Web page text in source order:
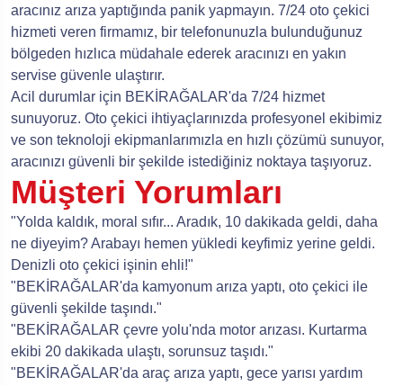
aracınız arıza yaptığında panik yapmayın. 7/24 oto çekici
hizmeti veren firmamız, bir telefonunuzla bulunduğunuz
bölgeden hızlıca müdahale ederek aracınızı en yakın
servise güvenle ulaştırır.
Acil durumlar için BEKİRAĞALAR'da 7/24 hizmet
sunuyoruz. Oto çekici ihtiyaçlarınızda profesyonel ekibimiz
ve son teknoloji ekipmanlarımızla en hızlı çözümü sunuyor,
aracınızı güvenli bir şekilde istediğiniz noktaya taşıyoruz.
Müşteri Yorumları
"Yolda kaldık, moral sıfır... Aradık, 10 dakikada geldi, daha
ne diyeyim? Arabayı hemen yükledi keyfimiz yerine geldi.
Denizli oto çekici işinin ehli!"
"BEKİRAĞALAR'da kamyonum arıza yaptı, oto çekici ile
güvenli şekilde taşındı."
"BEKİRAĞALAR çevre yolu'nda motor arızası. Kurtarma
ekibi 20 dakikada ulaştı, sorunsuz taşıdı."
"BEKİRAĞALAR'da araç arıza yaptı, gece yarısı yardım